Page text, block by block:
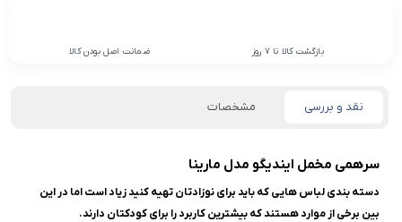
بازگشت کالا تا 7 روز ضمانت اصل بودن کالا
نقد و بررسی مشخصات
سرهمی مخمل ایندیگو مدل مارینا
دسته بندی لباس هایی که باید برای نوزادتان تهیه کنید زیاد است اما در این
بین برخی از موارد هستند که بیشترین کاربرد را برای کودکتان دارند.